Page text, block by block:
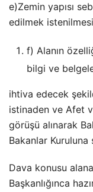
e)Zemin yapısı
edilmek
f) Alanın
bilgi ve
ihtiva edecek
istinaden ve Afet
görüşü alınarak
Bakanlar
Dava konusu
Başkanlığınca